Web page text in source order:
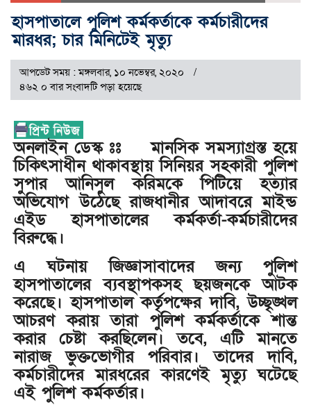
হাসপাতালে পুলিশ কর্মকর্তাকে কর্মচারীদের
মারধর; চার মিনিটেই মৃত্যু
আপডেট সময় : মঙ্গলবার, ১০ নভেম্বর, ২০২০
৪৬২ ০ বার সংবাদটি পড়া হয়েছে
অনলাইন ডেস্ক ঃঃ মানসিক সমস্যাগ্রস্ত হয়ে
চিকিৎসাধীন থাকাবস্থায় সিনিয়র সহকারী পুলিশ
সুপার আনিসুল করিমকে পিটিয়ে হত্যার
অভিযোগ উঠেছে রাজধানীর আদাবরে মাইন্ড
এইড হাসপাতালের কর্মকর্তা-কর্মচারীদের
বিরুদ্ধে।
এ ঘটনায় জিজ্ঞাসাবাদের জন্য পুলিশ
হাসপাতালের ব্যবস্থাপকসহ ছয়জনকে আটক
করেছে। হাসপাতাল কর্তৃপক্ষের দাবি, উচ্ছৃঙ্খল
আচরণ করায় তারা পুলিশ কর্মকর্তাকে শান্ত
করার চেষ্টা করছিলেন। তবে, এটি মানতে
নারাজ ভুক্তভোগীর পরিবার। তাদের দাবি,
কর্মচারীদের মারধরের কারণেই মৃত্যু ঘটেছে
এই পুলিশ কর্মকর্তার।